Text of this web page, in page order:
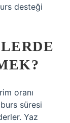
desteği
oranı
süresi
Yaz